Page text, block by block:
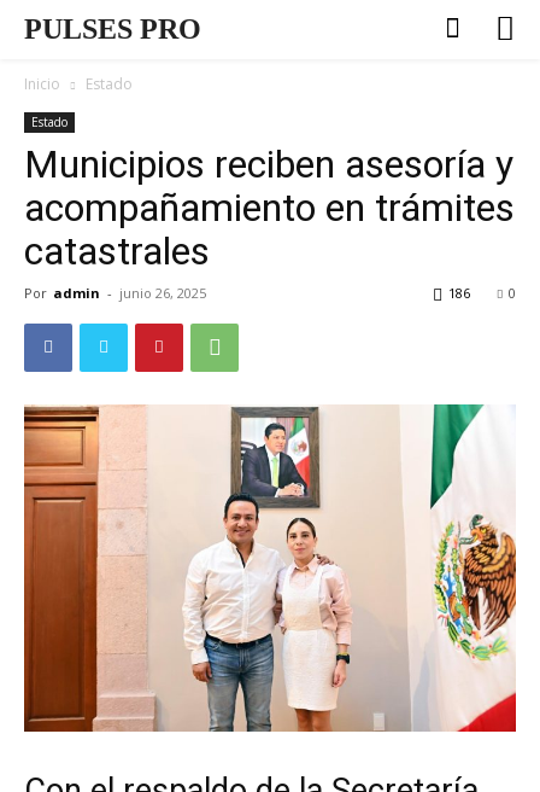
PULSES PRO
Inicio Estado
Estado
Municipios reciben asesoría y
acompañamiento en trámites
catastrales
Por admin - junio 26, 2025 0
186